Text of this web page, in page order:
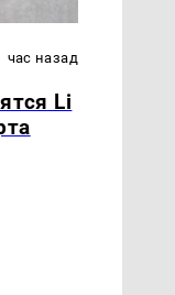
час назад
Li